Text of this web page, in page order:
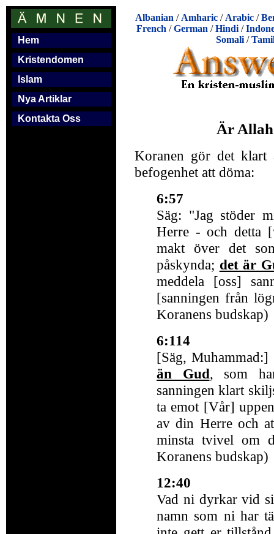
Hem
Kristendomen
Islam
Nya Artiklar
Kontakta Oss
Albanian / Amharic / Arabic /
French /German /Hindi /
Somali/
Är Allah
Koranen gör det klart
befogenhet att döma:
6:57
Säg: "Jag stöder
Herre - och detta
makt över det
påskynda; det är
meddela [oss]
[sanningen från
Koranens budskap)
6:114
[Säg, Muhammad:]
än Gud, som
sanningen klart
ta emot [Vår]
av din Herre och
minsta tvivel om
Koranens budskap)
12:40
Vad ni dyrkar vid
namn som ni har